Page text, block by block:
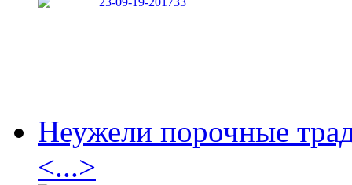
Неужели порочные
<...>